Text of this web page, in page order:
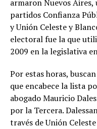
armaron Nuevos
partidos Confianza
y Unión Celeste y
electoral fue la que
2009 en la legislativa
Por estas horas,
que encabece la lista
abogado Mauricio
por la Tercera.
través de Unión